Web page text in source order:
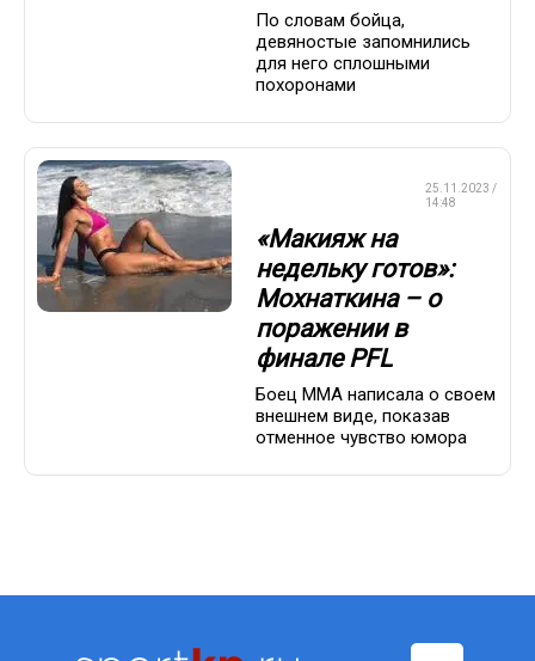
По словам бойца,
девяностые запомнились
для него сплошными
похоронами
25.11.2023 /
14:48
«Макияж на
недельку готов»:
Мохнаткина – о
поражении в
финале PFL
Боец ММА написала о своем
внешнем виде, показав
отменное чувство юмора